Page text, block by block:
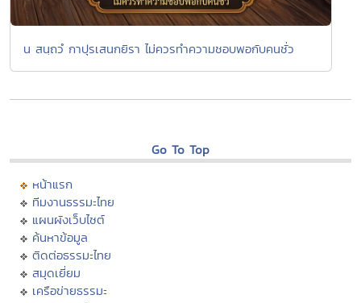
น สนฺถวํ กาปุรเสนกยิรา ไม่ควรทำความชอบพอกับคนชั่ว
Go To Top
หน้าแรก
ทีมงานธรรมะไทย
แผนผังเว็บไซต์
ค้นหาข้อมูล
ติดต่อธรรมะไทย
สมุดเยี่ยม
เครือข่ายธรรมะ